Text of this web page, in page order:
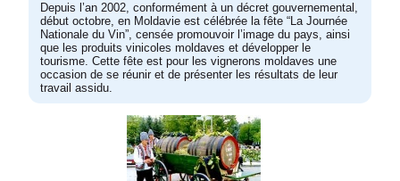
Depuis l’an 2002, conformément à un décret gouvernemental,
début octobre, en Moldavie est célébrée la fête “La Journée
Nationale du Vin”, censée promouvoir l’image du pays, ainsi
que les produits vinicoles moldaves et développer le
tourisme. Cette fête est pour les vignerons moldaves une
occasion de se réunir et de présenter les résultats de leur
travail assidu.